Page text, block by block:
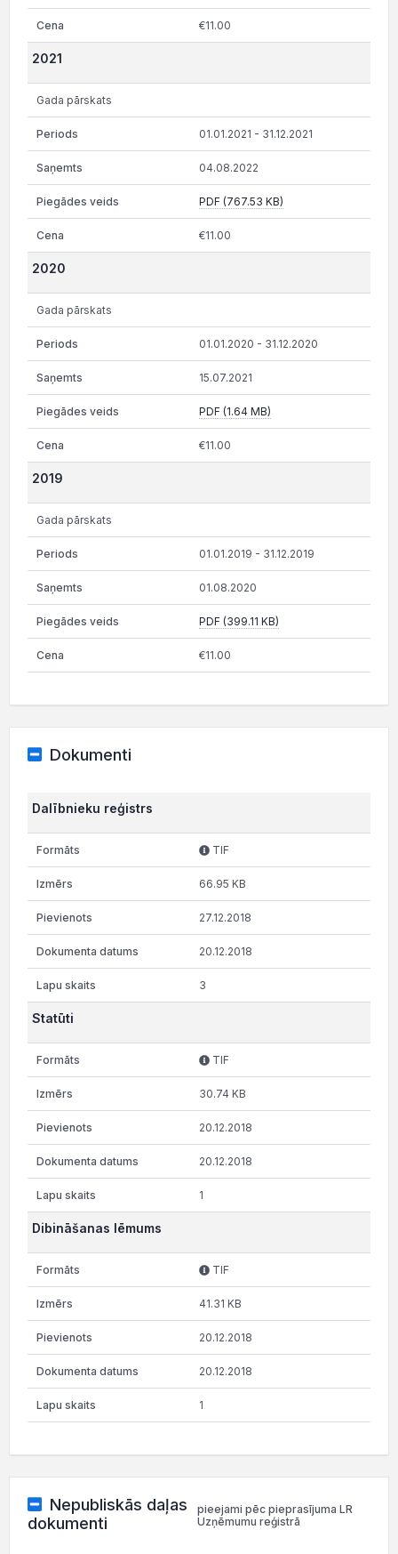
€11.00
2021
Gada pārskats
01.01.2021 - 31.12.2021
04.08.2022
PDF (767.53 KB)
€11.00
2020
Gada pārskats
01.01.2020 - 31.12.2020
15.07.2021
PDF (1.64 MB)
€11.00
2019
Gada pārskats
01.01.2019 - 31.12.2019
01.08.2020
PDF (399.11 KB)
€11.00
Dokumenti
Dalībnieku reģistrs
TIF
66.95 KB
27.12.2018
20.12.2018
3
Statūti
TIF
30.74 KB
20.12.2018
20.12.2018
1
Dibināšanas lēmums
TIF
41.31 KB
20.12.2018
20.12.2018
1
Nepubliskās daļas
dokumenti
pieejami pēc pieprasījuma LR
Uzņēmumu reģistrā